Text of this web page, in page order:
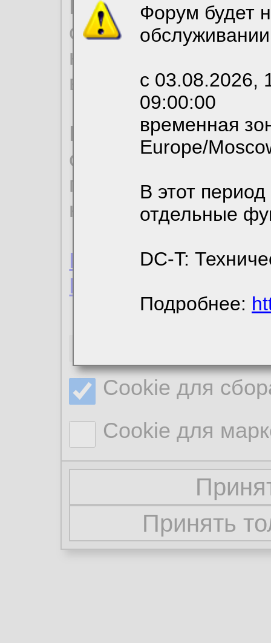
Форум будет
с 03.08.2026,
09:00:00
временная
Europe/
В этот
отдельные
DC-T:
Подробнее:
Продолжая
согласие на
необходимых для
вы можете
По
ознакомиться с
пользовательским
Пользовательское
Политика
Cookie для
Cookie для